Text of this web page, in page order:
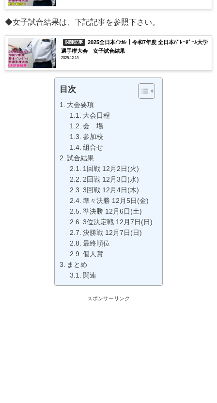
◆女子試合結果は、下記記事を参照下さい。
関連記事
2025全日本ｲﾝｶﾚ｜令和7年度 全日本ﾊﾞﾚｰﾎﾞｰﾙ大学
選手権大会 女子試合結果
2025.12.18
目次
大会要項
大会日程
会 場
参加校
組合せ
試合結果
1回戦 12月2日(火)
2回戦 12月3日(水)
3回戦 12月4日(木)
準々決勝 12月5日(金)
準決勝 12月6日(土)
3位決定戦 12月7日(日)
決勝戦 12月7日(日)
最終順位
個人賞
まとめ
関連
スポンサーリンク